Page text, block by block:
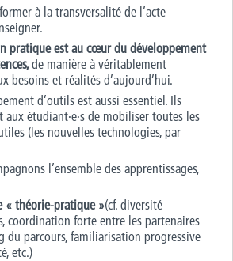
à la transversalité de l’acte
pratique est au cœur du développement
de manière à véritablement
besoins et réalités d’aujourd’hui.
d’outils est aussi essentiel. Ils
étudiant·e·s de mobiliser toutes les
(les nouvelles technologies, par
l’ensemble des apprentissages,
« théorie-pratique »(cf. diversité
coordination forte entre les partenaires
du parcours, familiarisation progressive
etc.)